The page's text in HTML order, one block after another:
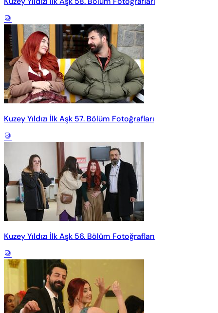
Kuzey Yıldızı İlk Aşk 57. Bölüm Fotoğrafları
Kuzey Yıldızı İlk Aşk 56. Bölüm Fotoğrafları